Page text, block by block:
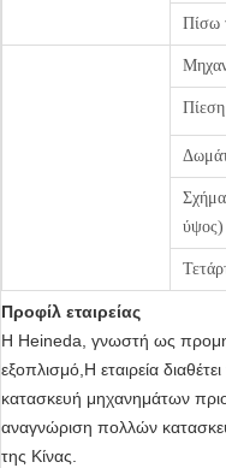
Πίσω
ύψος)
Προφίλ εταιρείας
Η Heineda, γνωστή ως
εξοπλισμό,Η εταιρεία
κατασκευή μηχανημάτων
αναγνώριση πολλών
της Κίνας.